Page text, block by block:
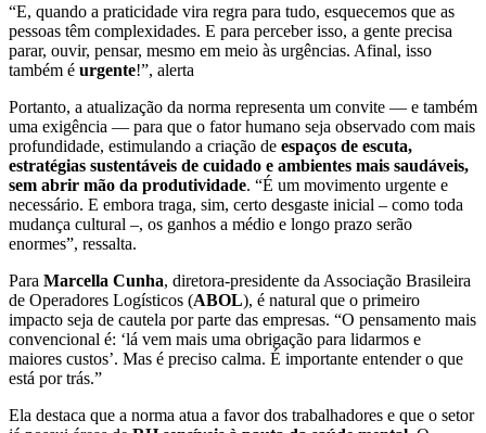
“E, quando a praticidade vira regra para tudo, esquecemos que as
pessoas têm complexidades. E para perceber isso, a gente precisa
parar, ouvir, pensar, mesmo em meio às urgências. Afinal, isso
também é urgente!”, alerta
Portanto, a atualização da norma representa um convite — e também
uma exigência — para que o fator humano seja observado com mais
profundidade, estimulando a criação de espaços de escuta,
estratégias sustentáveis de cuidado e ambientes mais saudáveis,
sem abrir mão da produtividade. “É um movimento urgente e
necessário. E embora traga, sim, certo desgaste inicial – como toda
mudança cultural –, os ganhos a médio e longo prazo serão
enormes”, ressalta.
Para Marcella Cunha, diretora-presidente da Associação Brasileira
de Operadores Logísticos (ABOL), é natural que o primeiro
impacto seja de cautela por parte das empresas. “O pensamento mais
convencional é: ‘lá vem mais uma obrigação para lidarmos e
maiores custos’. Mas é preciso calma. É importante entender o que
está por trás.”
Ela destaca que a norma atua a favor dos trabalhadores e que o setor